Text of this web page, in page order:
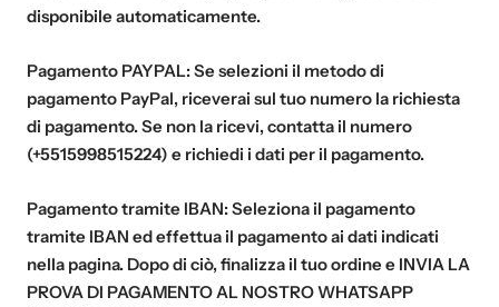
disponibile automaticamente.
Pagamento PAYPAL:Se selezioni il metodo di
pagamento PayPal, riceverai sul tuo numero la richiesta
di pagamento. Se non la ricevi, contatta il numero
(+5515998515224) e richiedi i dati per il pagamento.
Pagamento tramite IBAN:Seleziona il pagamento
tramite IBAN ed effettua il pagamento ai dati indicati
nella pagina. Dopo di ciò, finalizza il tuo ordine e INVIA LA
PROVA DI PAGAMENTO AL NOSTRO WHATSAPP